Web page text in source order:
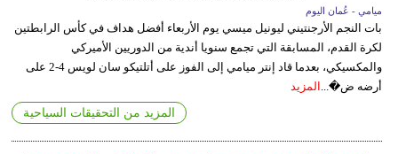
ميامي - عُمان اليوم
بات النجم الأرجنتيني ليونيل ميسي يوم الأربعاء أفضل هداف في كأس الرابطتين
لكرة القدم، المسابقة التي تجمع سنويا أندية من الدوريين الأميركي
والمكسيكي، بعدما قاد إنتر ميامي إلى الفوز على أتلتيكو سان لويس 4-2 على
أرضه ض�... المزيد
المزيد من التحقيقات السياحية